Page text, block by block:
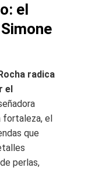
el
radica
el
fortaleza, el
que
perlas,